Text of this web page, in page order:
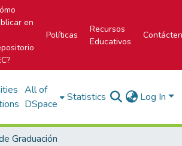
en
Políticas
Recursos
Educativos
All of
DSpace
Statistics Log In
Graduación